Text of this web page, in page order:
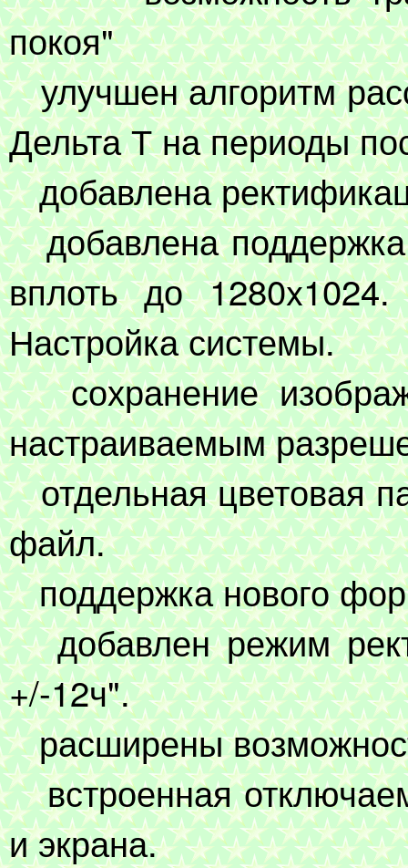
покоя"
улучшен алгоритм
Дельта Т на периоды
добавлена
добавлена поддержка
вплоть до
Настройка системы.
сохранение
настраиваемым
отдельная цветовая
файл.
поддержка нового
добавлен режим
+/-12ч".
расширены
встроенная
и экрана.